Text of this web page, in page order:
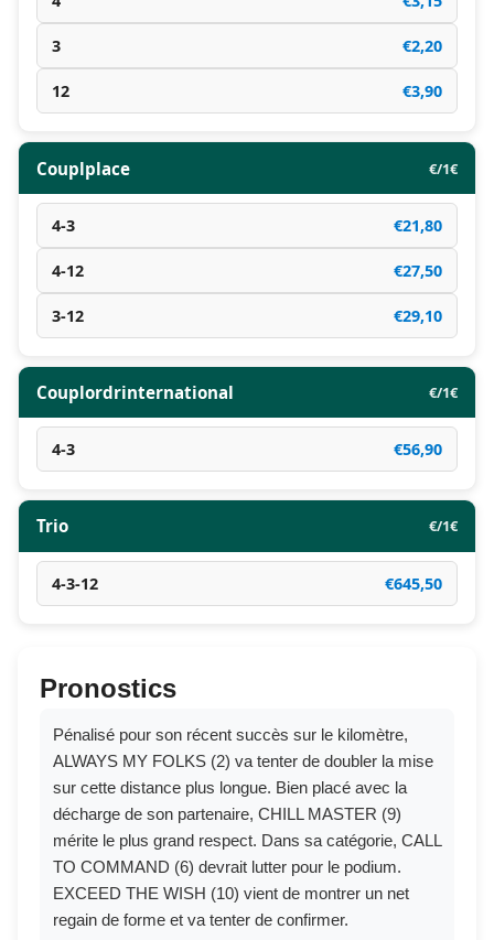
3 €2,20
12 €3,90
Couplplace €/1€
4-3 €21,80
4-12 €27,50
3-12 €29,10
Couplordrinternational €/1€
4-3 €56,90
Trio €/1€
4-3-12 €645,50
Pronostics
Pénalisé pour son récent succès sur le kilomètre,
ALWAYS MY FOLKS (2) va tenter de doubler la mise
sur cette distance plus longue. Bien placé avec la
décharge de son partenaire, CHILL MASTER (9)
mérite le plus grand respect. Dans sa catégorie, CALL
TO COMMAND (6) devrait lutter pour le podium.
EXCEED THE WISH (10) vient de montrer un net
regain de forme et va tenter de confirmer.